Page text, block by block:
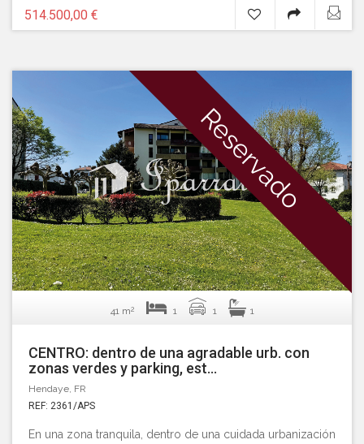
514.500,00 €
41 m2 1 1 1
Reservado
CENTRO: dentro de una agradable urb. con
zonas verdes y parking, est...
Hendaye, FR
REF: 2361/APS
En una zona tranquila, dentro de una cuidada urbanización